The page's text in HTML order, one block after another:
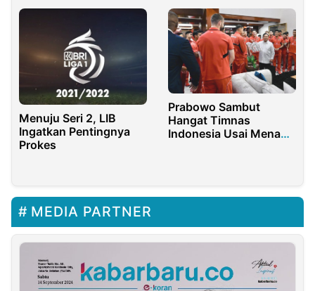
Menuju Seri 2, LIB
Ingatkan Pentingnya
Prokes
Prabowo Sambut
Hangat Timnas
Indonesia Usai Menang
MEDIA PARTNER